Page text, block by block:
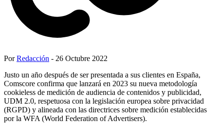
PorRedacción - 26 Octubre 2022
Justo un año después de ser presentada a sus clientes en España,
Comscore confirma que lanzará en 2023 su nueva metodología
cookieless de medición de audiencia de contenidos y publicidad,
UDM 2.0, respetuosa con la legislación europea sobre privacidad
(RGPD) y alineada con las directrices sobre medición establecidas
por la WFA (World Federation of Advertisers).